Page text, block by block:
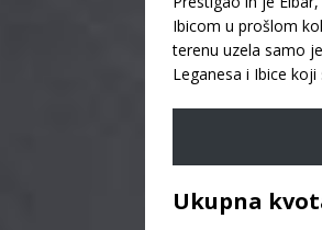
Ibicom u prošlom
terenu uzela samo
Leganesa i Ibice
Ukupna